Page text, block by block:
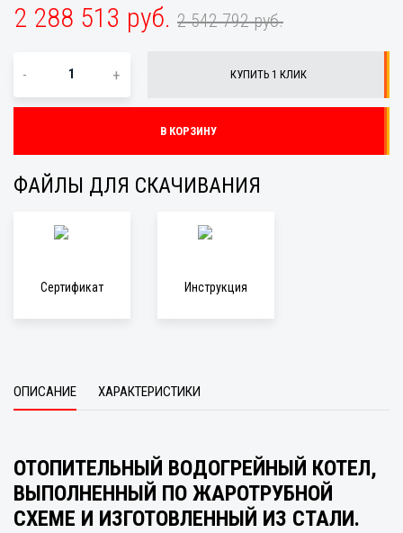
2 288 513 руб. 2 542 792 руб.
- + КУПИТЬ 1 КЛИК
В КОРЗИНУ
ФАЙЛЫ ДЛЯ СКАЧИВАНИЯ
Сертификат Инструкция
ОПИСАНИЕ ХАРАКТЕРИСТИКИ
ОТОПИТЕЛЬНЫЙ ВОДОГРЕЙНЫЙ КОТЕЛ,
ВЫПОЛНЕННЫЙ ПО ЖАРОТРУБНОЙ
СХЕМЕ И ИЗГОТОВЛЕННЫЙ ИЗ СТАЛИ.